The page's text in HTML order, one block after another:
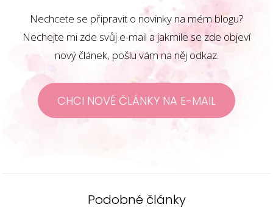
Nechcete se připravit o novinky na mém blogu?
Nechejte mi zde svůj e-mail a jakmile se zde objeví
nový článek, pošlu vám na něj odkaz.
CHCI NOVÉ ČLÁNKY NA E-MAIL
Podobné články